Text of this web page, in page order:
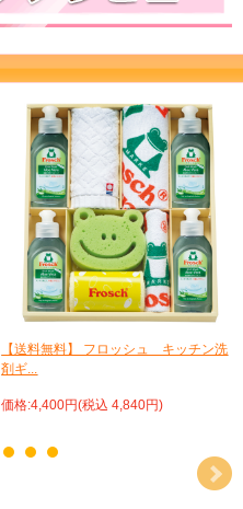
【送料無料】 フロッシュ キッチン洗
剤ギ...
価格:4,400円(税込 4,840円)